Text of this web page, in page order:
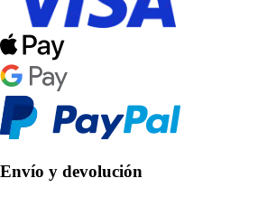
Envío y devolución